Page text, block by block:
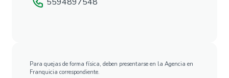
5594897548
Para quejas de forma física, deben presentarse en la Agencia en
Franquicia correspondiente.